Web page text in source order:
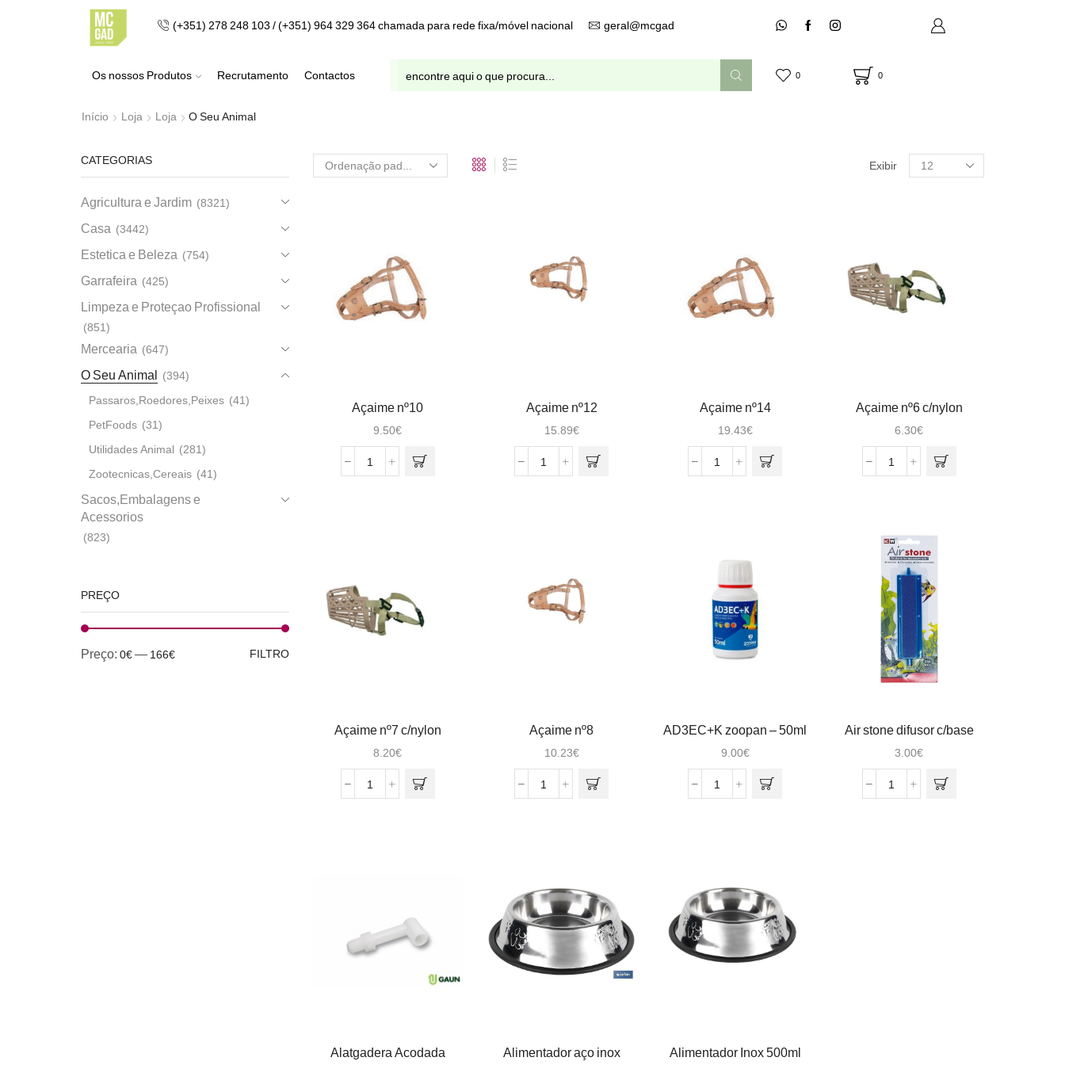
(+351) 278 248 103 / (+351) 964 329 364 chamada para rede fixa/móvel nacional geral@mcgad.pt
Os nossos Produtos Recrutamento Contactos 0 0
Início Loja Loja O Seu Animal
Exibir
Produtos
por
Açaime nº10
9.50€
Quantidade
Açaime nº12
15.89€
Quantidade
Açaime nº14
19.43€
Quantidade
Açaime nº6 c/nylon
6.30€
Quantidade
c/nylon
Açaime nº7 c/nylon
8.20€
Quantidade
Açaime nº8
10.23€
Quantidade
AD3EC+K zoopan – 50ml
9.00€
Quantidade
Air stone difusor c/base
13cm
3.00€
Quantidade
Alatgadera Acodada Alimentador aço inox Alimentador Inox 500ml
CATEGORIAS
Agricultura e Jardim (8321)
Casa (3442)
Estetica e Beleza (754)
Garrafeira (425)
Limpeza e Proteçao Profissional
(851)
Mercearia (647)
O Seu Animal (394)
Passaros,Roedores,Peixes (41)
PetFoods (31)
Utilidades Animal (281)
Zootecnicas,Cereais (41)
Sacos,Embalagens e
Acessorios
(823)
PREÇO
FILTRO
Preço: 0€— 166€